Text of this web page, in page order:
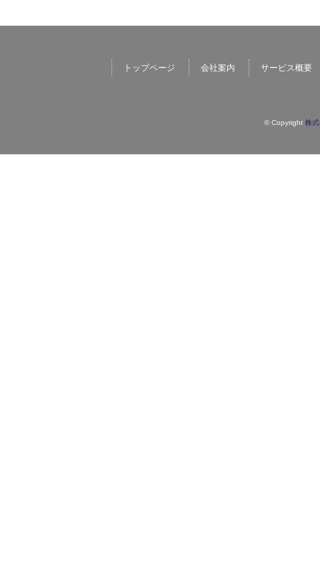
トップページ 会社案内 サービス概要
© Copyright 株